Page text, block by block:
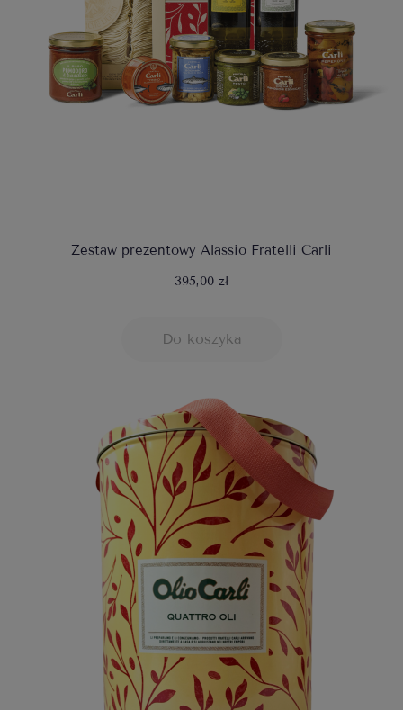
Zestaw prezentowy Alassio Fratelli Carli
395,00 zł
Do koszyka